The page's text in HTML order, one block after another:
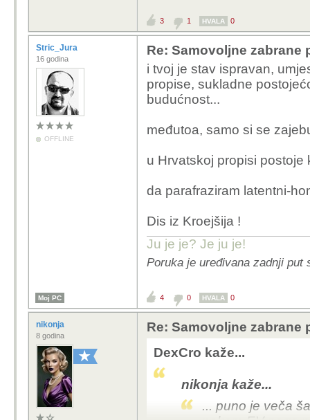
ruku" i slično.
ICE autma bile su
generalno sve skupa
jednoga se dalo
crijeva goriva, kad to
Sve je to starost o
Jedan takav slucaj
prezivjela,
nauce sitnicu do dvije
Kada EV bude u
od kojekakvih
ovo samo mazanje
puno izazovniji za koji
To je poruka koju ste
samodopadni likovi
te zadovoljava
iznebuha. Bilo je
autima, no najveci
3 1 HVALA 0
Stric_Jura
16 godina
OFFLINE
Re: Samovoljne
i tvoj je stav ispravan,
propise, sukladne
budućnost...
međutoa, samo si se
u Hrvatskoj propisi postoje
da parafraziram latentni-
Dis iz Kroejšija !
Ju je je? Je ju je!
Poruka je uređivana zadnji put
Moj PC 4 0 HVALA 0
nikonja
8 godina
Re: Samovoljne
DexCro kaže...
nikonja kaže...
... puno je veča